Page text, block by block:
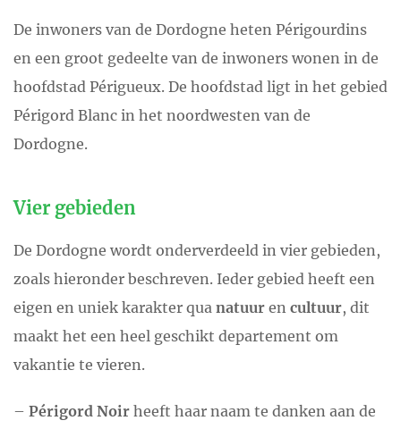
De inwoners van de Dordogne heten Périgourdins
en een groot gedeelte van de inwoners wonen in de
hoofdstad Périgueux. De hoofdstad ligt in het gebied
Périgord Blanc in het noordwesten van de
Dordogne.
Vier gebieden
De Dordogne wordt onderverdeeld in vier gebieden,
zoals hieronder beschreven. Ieder gebied heeft een
eigen en uniek karakter qua natuur en cultuur, dit
maakt het een heel geschikt departement om
vakantie te vieren.
– Périgord Noir heeft haar naam te danken aan de